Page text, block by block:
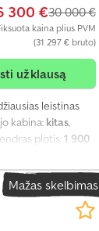
300 €30 000 €
kaina plius PVM
(31 297 € bruto)
užklausą
leistinas
kabina: kitas,
plotis:1 900
filtras,
Mažas skelbimas